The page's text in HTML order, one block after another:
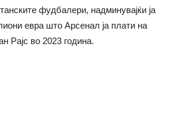
фудбалери, надминувајќи ја
евра што Арсенал ја плати на
Рајс во 2023 година.